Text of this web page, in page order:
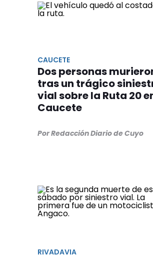
CAUCETE
Dos personas
tras un trágico
vial sobre la Ruta 20
Caucete
Por Redacción Diario de Cuyo
RIVADAVIA